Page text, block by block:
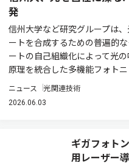
発
信州大学など研究グループは
ートを合成するための普遍的
ートの自己組織化によって光
原理を統合した多機能フォト
ニュース 光関連技術
2026.06.03
ギガフォト
用レーザー